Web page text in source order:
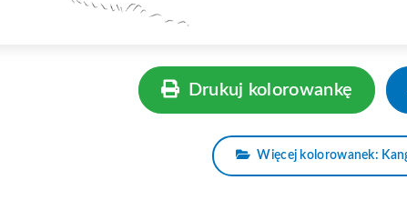
Drukuj kolorowankę
Więcej kolorowanek: